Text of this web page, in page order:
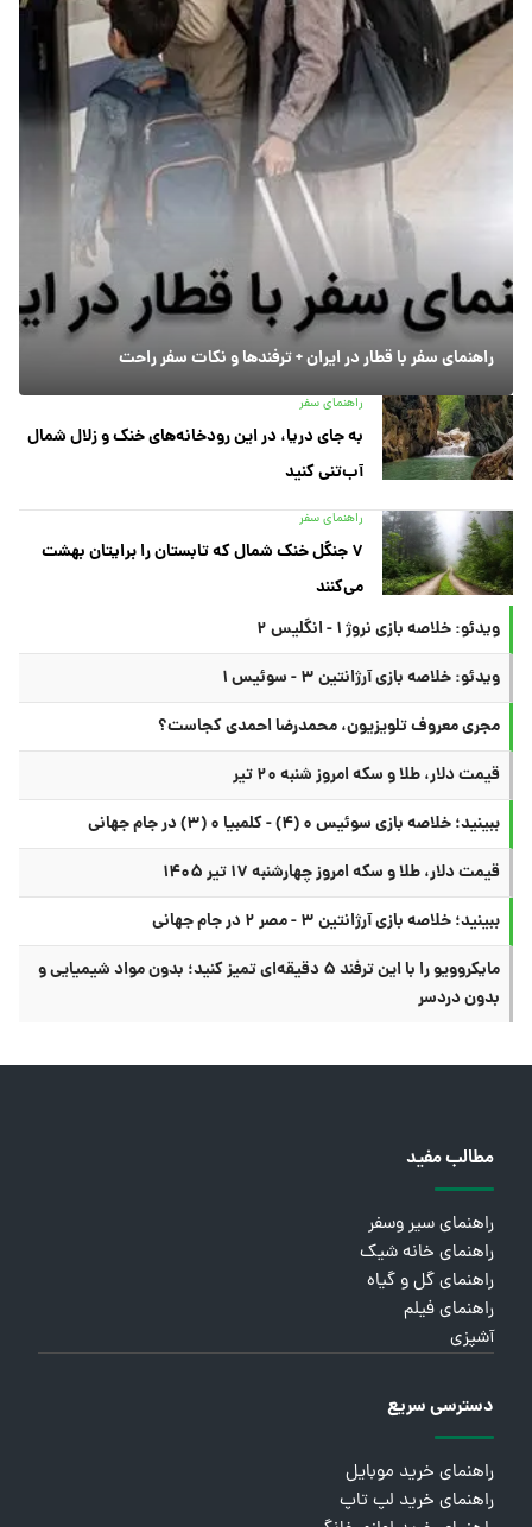
راهنمای سفر با قطار در ایران + ترفندها و نکات سفر راحت
راهنمای سفر
به جای دریا، در این رودخانه‌های خنک و زلال شمال
آب‌تنی کنید
راهنمای سفر
۷ جنگل خنک شمال که تابستان را برایتان بهشت
می‌کنند
ویدئو: خلاصه بازی نروژ ۱ - انگلیس ۲
ویدئو: خلاصه بازی آرژانتین ۳ - سوئیس ۱
مجری معروف تلویزیون، محمدرضا احمدی کجاست؟
قیمت دلار، طلا و سکه امروز شنبه ۲۰ تیر
ببینید؛ خلاصه بازی سوئیس ۰ (۴) - کلمبیا ۰ (۳) در جام جهانی
قیمت دلار، طلا و سکه امروز چهارشنبه ۱۷ تیر ۱۴۰۵
ببینید؛ خلاصه بازی آرژانتین ۳ - مصر ۲ در جام جهانی
مایکروویو را با این ترفند ۵ دقیقه‌ای تمیز کنید؛ بدون مواد شیمیایی و
بدون دردسر
مطالب مفید
راهنمای سیر وسفر
راهنمای خانه شیک
راهنمای گل و گیاه
راهنمای فیلم
آشپزی
دسترسی سریع
راهنمای خرید موبایل
راهنمای خرید لپ تاپ